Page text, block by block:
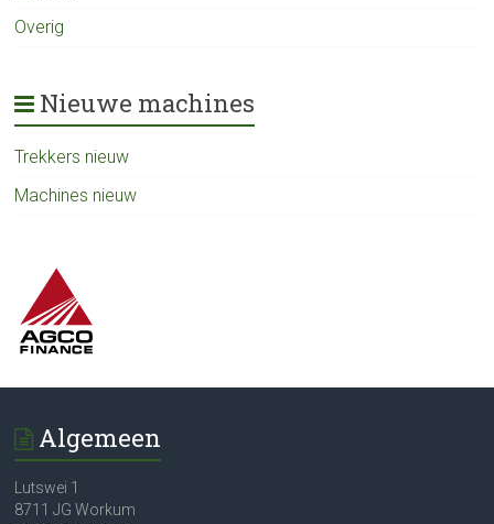
Overig
Nieuwe machines
Trekkers nieuw
Machines nieuw
Algemeen
Lutswei 1
8711 JG Workum